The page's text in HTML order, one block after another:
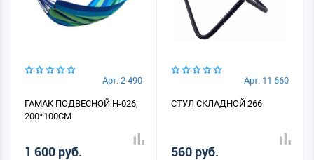
Арт. 2 490
ГАМАК ПОДВЕСНОЙ Н-026,
200*100СМ
1 600 руб.
Арт. 11 660
СТУЛ СКЛАДНОЙ 266
560 руб.